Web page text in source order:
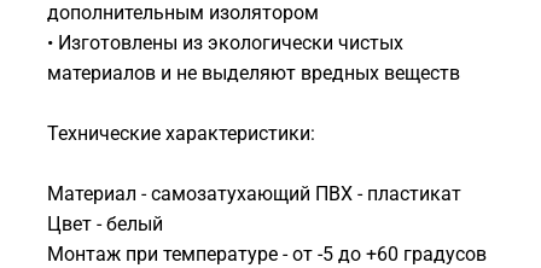
дополнительным изолятором
• Изготовлены из экологически чистых
материалов и не выделяют вредных веществ
Технические характеристики:
Материал - самозатухающий ПВХ - пластикат
Цвет - белый
Монтаж при температуре - от -5 до +60 градусов